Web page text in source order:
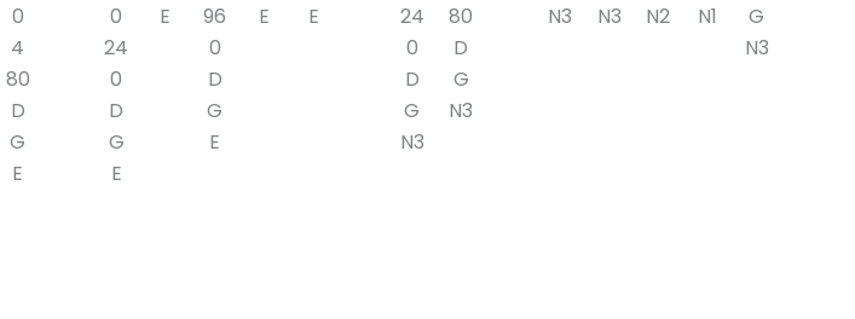
0
4
80
D
G
E
0
24
0
D
G
E
E
96
0
D
G
E
E
E
24
0
D
G
N3
80
D
G
N3
N3
N3
N2
N1
G
N3